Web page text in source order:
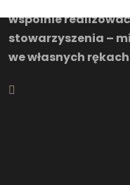
wspólnie
stowarzyszenia –
we własnych